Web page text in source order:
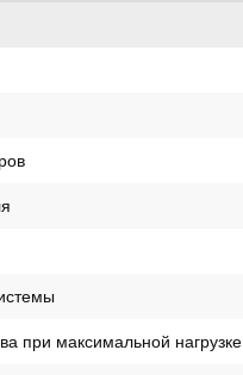
при максимальной нагрузке